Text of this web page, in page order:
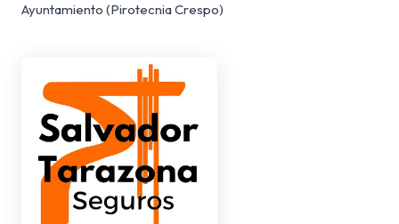
Ayuntamiento (Pirotecnia Crespo)